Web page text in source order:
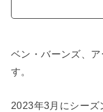
ベン・バーンズ、
す。
2023年3月にシーズ